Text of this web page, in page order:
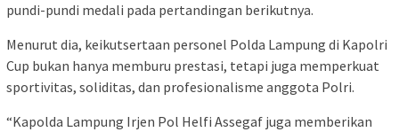
pundi-pundi medali pada pertandingan berikutnya.
Menurut dia, keikutsertaan personel Polda Lampung di Kapolri
Cup bukan hanya memburu prestasi, tetapi juga memperkuat
sportivitas, soliditas, dan profesionalisme anggota Polri.
“Kapolda Lampung Irjen Pol Helfi Assegaf juga memberikan